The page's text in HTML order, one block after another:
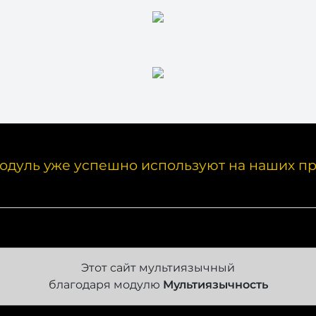
уже успешно используют на наших
Этот сайт мультиязычный
благодаря модулю Мультиязычность